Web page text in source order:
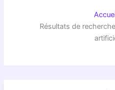
Résultats de